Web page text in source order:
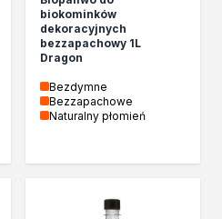
biokominków
dekoracyjnych
bezzapachowy 1L
Dragon
Bezdymne
Bezzapachowe
Naturalny płomień